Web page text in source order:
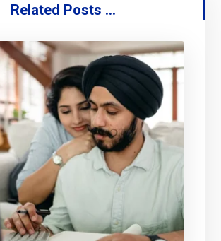
Related Posts ...